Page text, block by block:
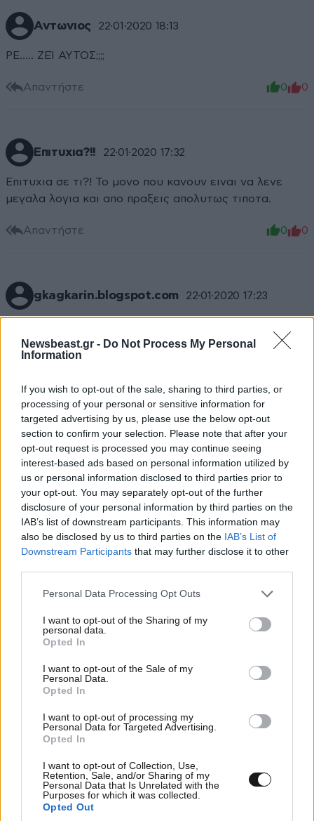
Newsbeast.gr - Do Not Process My Personal
Information
If you wish to opt-out of the sale, sharing to third parties, or
processing of your personal or sensitive information for
targeted advertising by us, please use the below opt-out
section to confirm your selection. Please note that after your
opt-out request is processed you may continue seeing
interest-based ads based on personal information utilized by
us or personal information disclosed to third parties prior to
your opt-out. You may separately opt-out of the further
disclosure of your personal information by third parties on the
IAB’s list of downstream participants. This information may
also be disclosed by us to third parties on the IAB’s List of
Downstream Participants that may further disclose it to other
Please note that this website/app uses one or more Google
not limited to your visit or usage behaviour. You may click to
grant or deny consent to Google and its third-party tags to
use your data for below specified purposes in below Google
consent section.
Personal Data Processing Opt Outs
I want to opt-out of the Sharing of my
personal data.
Opted In
I want to opt-out of the Sale of my
Personal Data.
Opted In
I want to opt-out of processing my
Personal Data for Targeted Advertising.
Opted In
I want to opt-out of Collection, Use,
Retention, Sale, and/or Sharing of my
Personal Data that Is Unrelated with the
Purposes for which it was collected.
Opted Out
Αντωνιος 22·01·2020 18:13
ΡΕ..... ΖΕΊ ΑΥΤΟΣ;;;;
Απαντήστε 0 0
Επιτυχια?!! 22·01·2020 17:32
Επιτυχια σε τι?! Το μονο που κανουν ειναι να λενε
μεγαλα λογια και απο πραξεις απολυτως τιποτα.
Απαντήστε 0 0
gkagkarin.blogspot.com 22·01·2020 17:23
χειρισμό της υπόθεσης δύσκολα θα διαφωνήσει ότι
και αυτή η εκλογή αποτέλεσε αντικείμενο ενός
αντεγκλήσεων, που βασικά ικανοποιεί μια επιλογή: Την
επιλογή του κ. Μητσοτάκη για περαιτέρω
«πρωθυπουργοποίηση» του πολιτικού συστήματος. Επί
της ουσίας, λοιπόν: Η αξία της προσωπικότητας
(μεγαλύτερη ή μικρότερη, υπαρκτή ή ανύπαρκτη) είναι
πάντα υποδεέστερη του προσδιορισμένου,
καθορισμένου και δεδομένα αμετάβλητου πλαισίου
εντός του οποίου καλείται να επιδείξει τις αρετές και
τις δυνατότητές της ή να καταγράψει τις αδυναμίες
της. Από αυτό το πολιτικό αξίωμα δεν εξαιρείται ο
μεταμορφώνεται σε «φιλολαϊκή» πολιτική όσο ικανός
πρωτοκολλεί. ....
https://gkagkarin.blogspot.com/2020/01/h.html
Απαντήστε
TRENDING